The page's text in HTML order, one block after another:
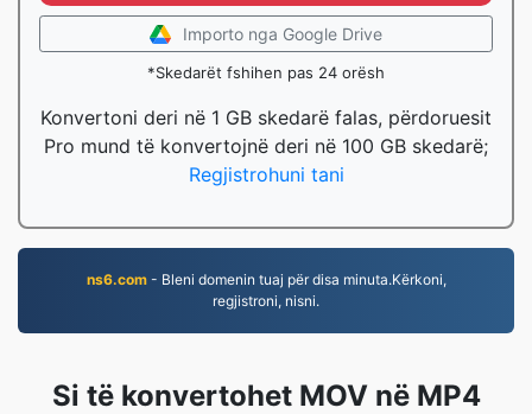
Importo nga Google Drive
*Skedarët fshihen pas 24 orësh
Konvertoni deri në 1 GB skedarë falas, përdoruesit
Pro mund të konvertojnë deri në 100 GB skedarë;
Regjistrohuni tani
ns6.com- Bleni domenin tuaj për disa minuta.Kërkoni,
regjistroni, nisni.
Si të konvertohet MOV në MP4